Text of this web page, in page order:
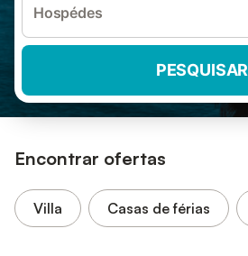
Hospédes
PESQUISAR
Encontrar ofertas
Villa Casas de férias